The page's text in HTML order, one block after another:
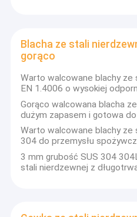
Blacha ze stali
gorąco
Warto walcowane blachy
EN 1.4006 o wysokiej
Gorąco walcowana blacha
dużym zapasem i gotowa
Warto walcowane blachy
304 do przemysłu
3 mm grubość SUS 304
stali nierdzewnej z